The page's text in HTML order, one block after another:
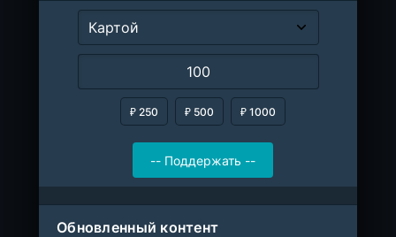
₽ 250 ₽ 500 ₽ 1000
Обновленный контент